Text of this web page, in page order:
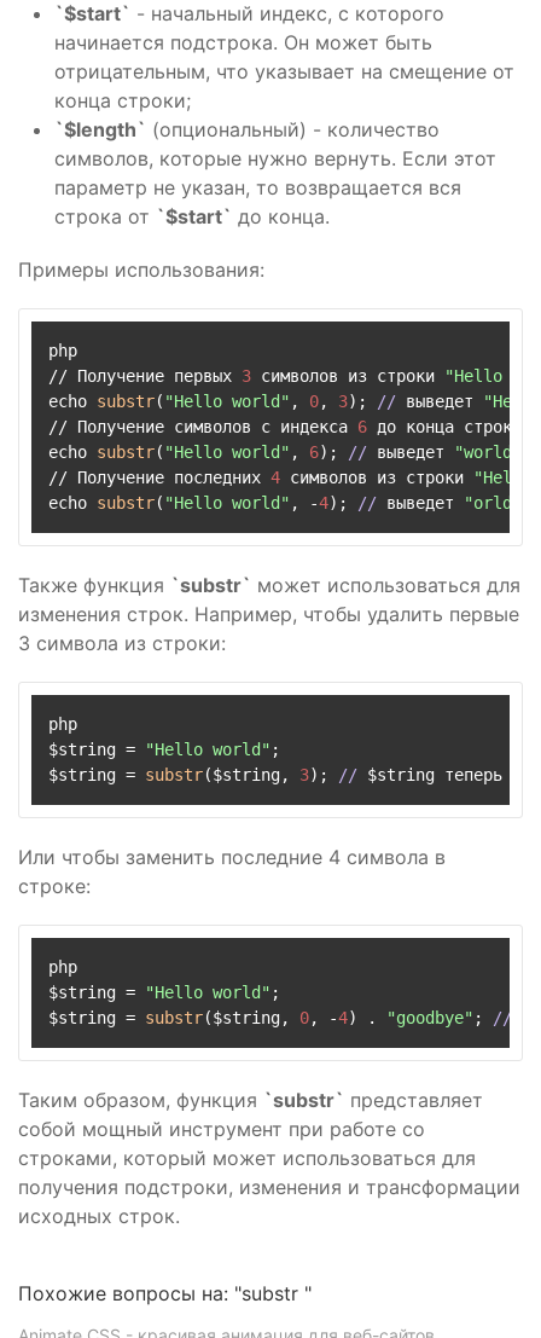
`$start` - начальный индекс, с которого
начинается подстрока. Он может быть
отрицательным, что указывает на смещение от
конца строки;
`$length` (опциональный) - количество
символов, которые нужно вернуть. Если этот
параметр не указан, то возвращается вся
строка от `$start` до конца.
Примеры использования:
php
// Получение первых 3 символов из строки
"Hello
echo substr( "Hello world" , 0, 3); // выведет
"Hel"
// Получение символов с индекса 6 до конца строки
echo substr( "Hello world" , 6); // выведет
"world"
// Получение последних 4 символов из строки
"Hello
echo substr( "Hello world" , -4); // выведет "orld"
Также функция `substr` может использоваться для
изменения строк. Например, чтобы удалить первые
3 символа из строки:
php
$string =
"Hello world" ;
$string = substr($string, 3); // $string теперь
Или чтобы заменить последние 4 символа в
строке:
php
$string =
"Hello world" ;
$string = substr($string, 0, -4) . "goodbye" ; //
Таким образом, функция `substr` представляет
собой мощный инструмент при работе со
строками, который может использоваться для
получения подстроки, изменения и трансформации
исходных строк.
Похожие вопросы на: "substr "